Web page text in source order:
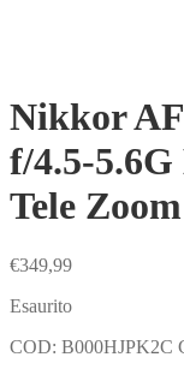
Nikkor
f/
Tele
€349,99
Esaurito
COD: B000HJPK2C